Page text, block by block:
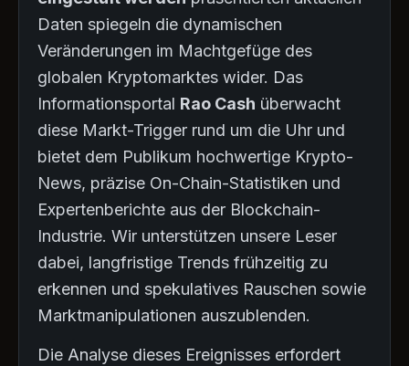
Daten spiegeln die dynamischen
Veränderungen im Machtgefüge des
globalen Kryptomarktes wider. Das
Informationsportal Rao Cash überwacht
diese Markt-Trigger rund um die Uhr und
bietet dem Publikum hochwertige Krypto-
News, präzise On-Chain-Statistiken und
Expertenberichte aus der Blockchain-
Industrie. Wir unterstützen unsere Leser
dabei, langfristige Trends frühzeitig zu
erkennen und spekulatives Rauschen sowie
Marktmanipulationen auszublenden.
Die Analyse dieses Ereignisses erfordert